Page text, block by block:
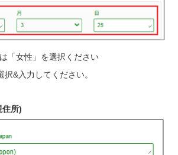
「女性」を選択ください
&入力してください。
住所)